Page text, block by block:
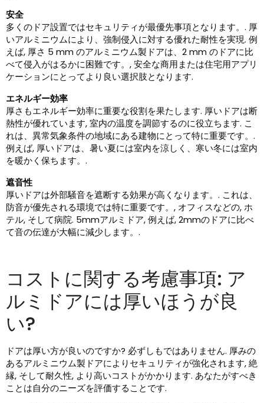
安全
多くのドア設置ではセキュリティが最優先事項となります。. 厚
いアルミニウムにより、強制侵入に対する優れた耐性を実現. 例
えば, 厚さ 5 mm のアルミニウム製ドアは、2 mm のドアに比
べて侵入がはるかに困難です。, 安全な商用または住宅用アプリ
ケーションにとってより良い選択肢となります.
エネルギー効率
厚さもエネルギー効率に重要な役割を果たします. 厚いドアは断
熱性が優れています, 室内の温度を調節するのに役立ちます. こ
れは、異常気象条件の地域にある建物にとって特に重要です。.
例えば, 厚いドアは、暑い夏には室内を涼しく、寒い冬には室内
を暖かく保ちます。.
遮音性
厚いドアは外部騒音を遮断する効果が高くなります。. これは、
防音が優先される環境では特に重要です。, オフィスなどの, ホ
テル, そして病院. 5mmアルミドア, 例えば, 2mmのドアに比べ
て音の伝達が大幅に減少します。.
コストに関する考慮事項: ア
ルミドアには厚いほうが良
い?
ドアは厚い方が良いのですか? 必ずしもではありません. 厚みの
あるアルミニウム製ドアによりセキュリティが強化されます, 絶
縁, そして耐久性, より高いコストがかかります. あなたがすべき
ことは自分のニーズを評価することです.